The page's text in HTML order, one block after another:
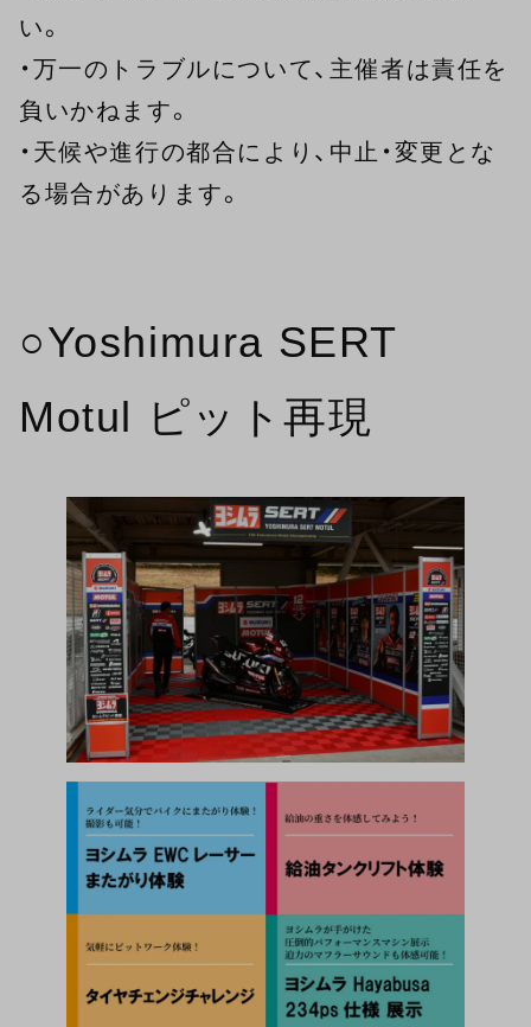
い。
・万一のトラブルについて、主催者は責任を
負いかねます。
・天候や進行の都合により、中止・変更とな
る場合があります。
○Yoshimura SERT
Motul ピット再現